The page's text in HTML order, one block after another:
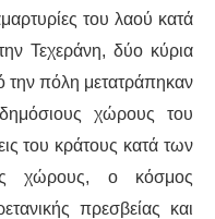
του λαού κατά
Τεχεράνη, δύο κύρια
την πόλη μετατράπηκαν
χώρους του
του κράτους κατά των
χώρους, ο κόσμος
πρεσβείας και